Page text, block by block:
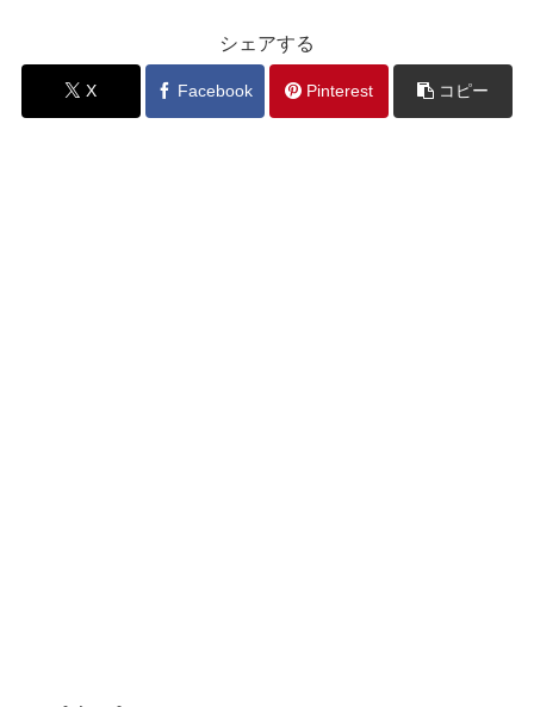
シェアする
X Facebook Pinterest コピー